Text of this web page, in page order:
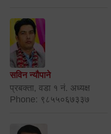
सविन न्यौपाने
प्रबक्ता, वडा १ नं. अध्यक्ष
Phone: ९८५५०६७३३७